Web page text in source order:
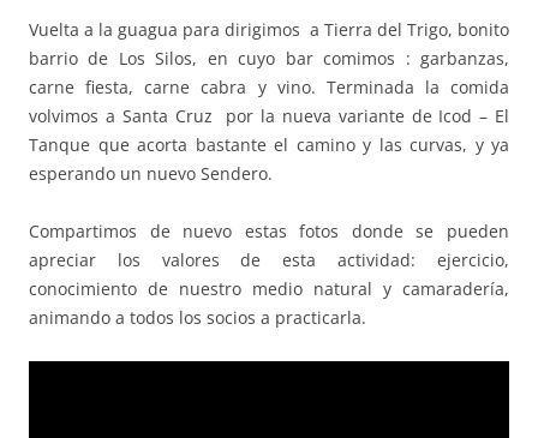
Vuelta a la guagua para dirigimos a Tierra del Trigo, bonito
barrio de Los Silos, en cuyo bar comimos : garbanzas,
carne fiesta, carne cabra y vino. Terminada la comida
volvimos a Santa Cruz por la nueva variante de Icod – El
Tanque que acorta bastante el camino y las curvas, y ya
esperando un nuevo Sendero.
Compartimos de nuevo estas fotos donde se pueden
apreciar los valores de esta actividad: ejercicio,
conocimiento de nuestro medio natural y camaradería,
animando a todos los socios a practicarla.